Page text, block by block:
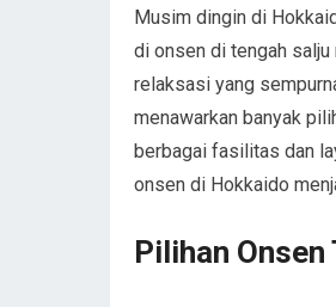
Musim dingin di
di onsen di tengah
relaksasi yang
menawarkan banyak
berbagai fasilitas dan
onsen di Hokkaido
Pilihan